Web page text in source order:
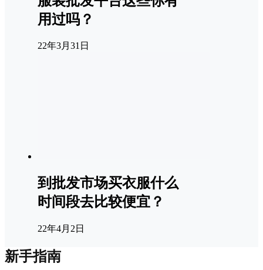
用过吗？
22年3月31日
到批发市场买衣服什么
时间段去比较便宜？
22年4月2日
新手指南